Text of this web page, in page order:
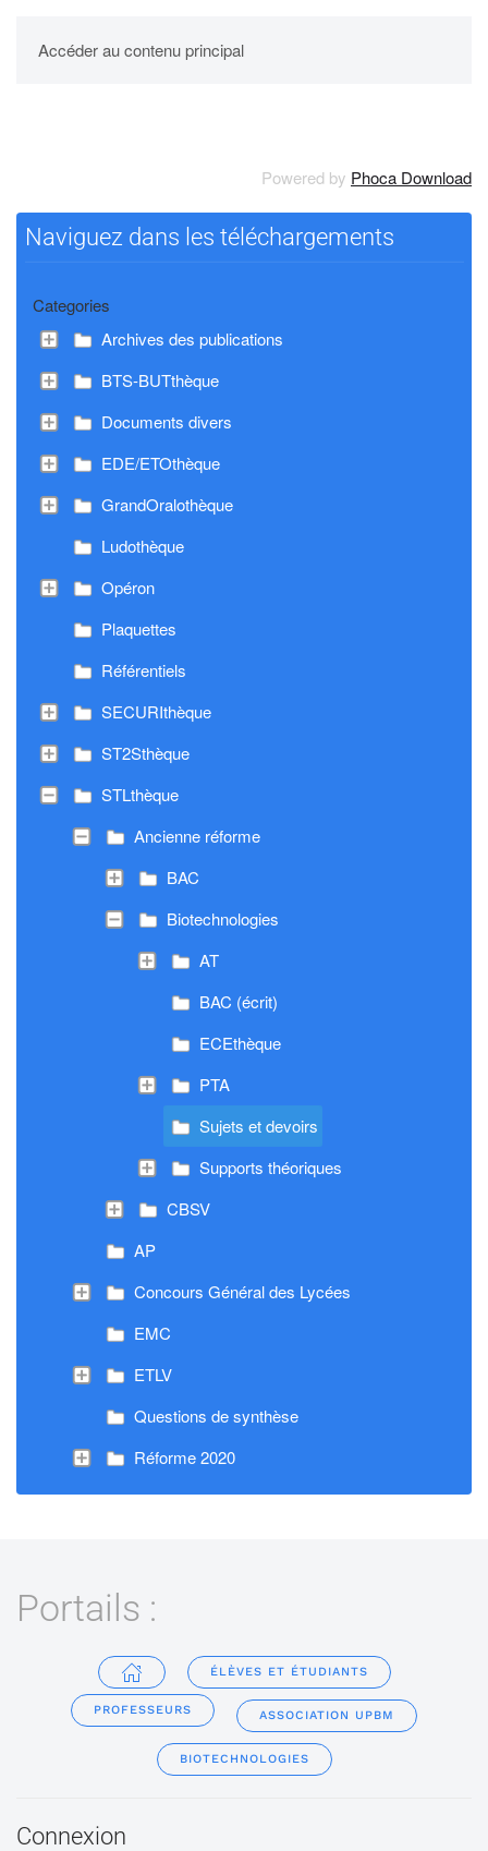
Accéder au contenu principal
UPBM
Powered by Phoca Download
Naviguez dans les téléchargements
Categories
Archives des publications
BTS-BUTthèque
Documents divers
EDE/ETOthèque
GrandOralothèque
Ludothèque
Opéron
Plaquettes
Référentiels
SECURIthèque
ST2Sthèque
STLthèque
Ancienne réforme
BAC
Biotechnologies
AT
BAC (écrit)
ECEthèque
PTA
Sujets et devoirs
Supports théoriques
CBSV
AP
Concours Général des Lycées
EMC
ETLV
Questions de synthèse
Réforme 2020
Portails :
ÉLÈVES ET ÉTUDIANTS
PROFESSEURS ASSOCIATION UPBM
BIOTECHNOLOGIES
Connexion